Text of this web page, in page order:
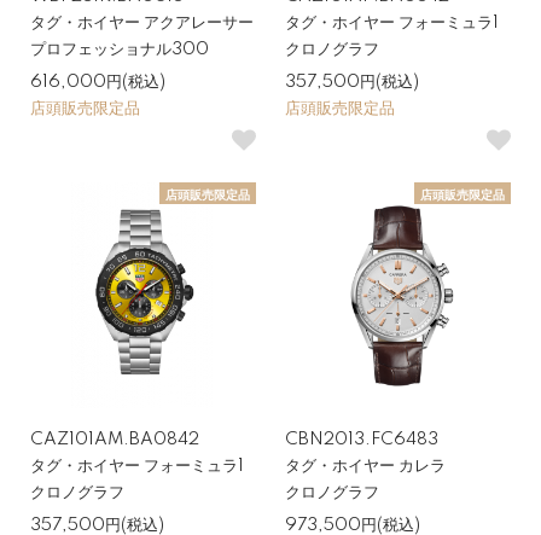
タグ・ホイヤー アクアレーサー
プロフェッショナル300
616,000円(税込)
店頭販売限定品
タグ・ホイヤー フォーミュラ1
クロノグラフ
357,500円(税込)
店頭販売限定品
店頭販売限定品
CAZ101AM.BA0842
タグ・ホイヤー フォーミュラ1
クロノグラフ
357,500円(税込)
店頭販売限定品
CBN2013.FC6483
タグ・ホイヤー カレラ
クロノグラフ
973,500円(税込)